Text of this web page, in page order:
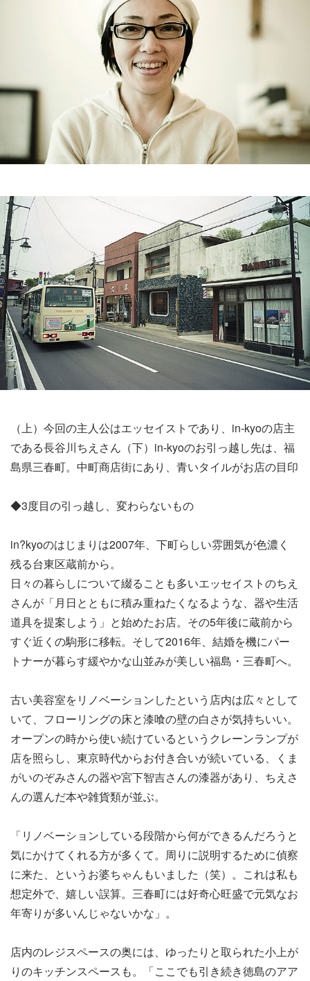
（上）今回の主人公はエッセイストであり、in-kyoの店主
である長谷川ちえさん（下）in-kyoのお引っ越し先は、福
島県三春町。中町商店街にあり、青いタイルがお店の目印
◆3度目の引っ越し、変わらないもの
in?kyoのはじまりは2007年、下町らしい雰囲気が色濃く
残る台東区蔵前から。
日々の暮らしについて綴ることも多いエッセイストのちえ
さんが「月日とともに積み重ねたくなるような、器や生活
道具を提案しよう」と始めたお店。その5年後に蔵前から
すぐ近くの駒形に移転。そして2016年、結婚を機にパー
トナーが暮らす緩やかな山並みが美しい福島・三春町へ。
古い美容室をリノベーションしたという店内は広々として
いて、フローリングの床と漆喰の壁の白さが気持ちいい。
オープンの時から使い続けているというクレーンランプが
店を照らし、東京時代からお付き合いが続いている、くま
がいのぞみさんの器や宮下智吉さんの漆器があり、ちえさ
んの選んだ本や雑貨類が並ぶ。
「リノベーションしている段階から何ができるんだろうと
気にかけてくれる方が多くて。周りに説明するために偵察
に来た、というお婆ちゃんもいました（笑）。これは私も
想定外で、嬉しい誤算。三春町には好奇心旺盛で元気なお
年寄りが多いんじゃないかな」。
店内のレジスペースの奥には、ゆったりと取られた小上が
りのキッチンスペースも。「ここでも引き続き徳島のアア